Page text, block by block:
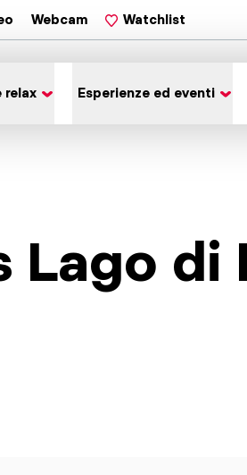
Webcam Watchlist
relax Esperienze ed eventi
di